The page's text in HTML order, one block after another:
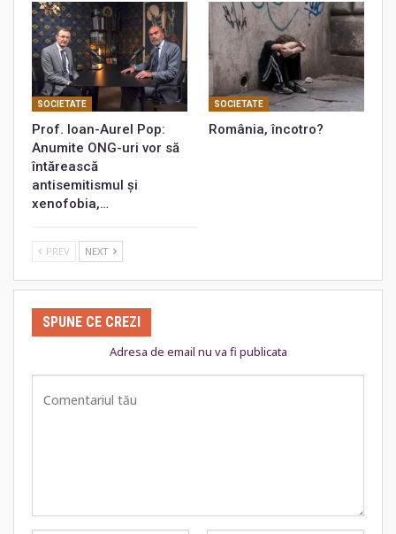
SOCIETATE
Prof. Ioan-Aurel Pop:
Anumite ONG-uri vor să
întărească
antisemitismul și
xenofobia,…
SOCIETATE
România, încotro?
PREV NEXT
SPUNE CE CREZI
Adresa de email nu va fi publicata